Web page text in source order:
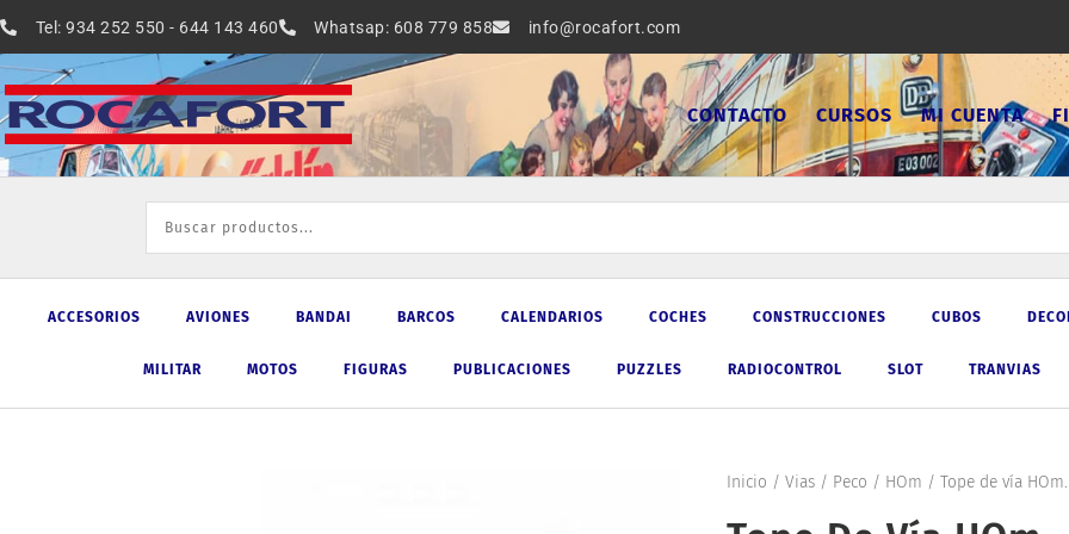
al
contenido
Tel: 934 252 550 - 644 143 460 Whatsap: 608 779 858 info@rocafort.com
CONTACTO CURSOS MI CUENTA
ACCESORIOS AVIONES BANDAI BARCOS CALENDARIOS COCHES CONSTRUCCIONES CUBOS
MILITAR MOTOS FIGURAS PUBLICACIONES PUZZLES RADIOCONTROL SLOT TRANVIAS
Inicio / Vias/ Peco / HOm / Tope de vía HOm.